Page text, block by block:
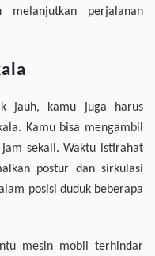
perjalanan
jauh, kamu juga harus
Kamu bisa mengambil
sekali. Waktu istirahat
postur dan sirkulasi
posisi duduk beberapa
mesin mobil terhindar